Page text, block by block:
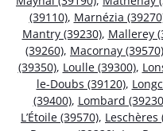
(39110), Marnézia
Mantry (39230), Mallerey
(39260), Macornay (39570)
(39350), Loulle (39300),
le-Doubs (39120),
(39400), Lombard
L’Étoile (39570), Leschères